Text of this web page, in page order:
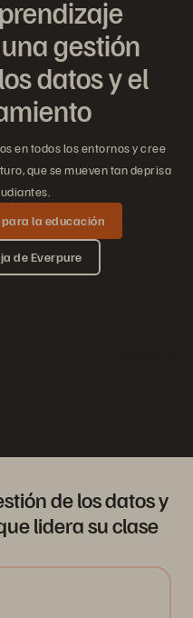
gestión
datos y el
en todos los entornos y cree
que se mueven tan deprisa
para la educación
de Everpure
de los datos y
lidera su clase